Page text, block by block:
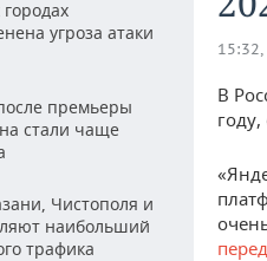
угроза атаки
премьеры
стали чаще
Чистополя и
наибольший
трафика
В